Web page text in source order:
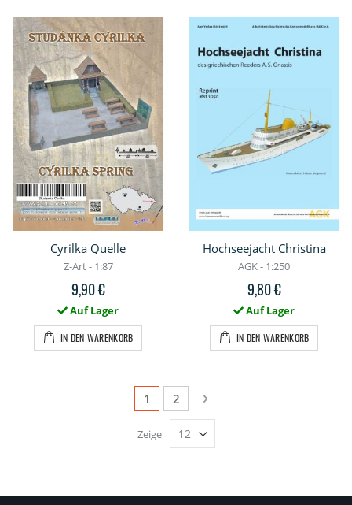
Cyrilka Quelle
Z-Art - 1:87
9,90 €
Auf Lager
IN DEN WARENKORB
Hochseejacht Christina
AGK - 1:250
9,80 €
Auf Lager
IN DEN WARENKORB
Seite
Sie lesen gerade die Seite
1 Seite
2 Seite
Weiter
Zeige